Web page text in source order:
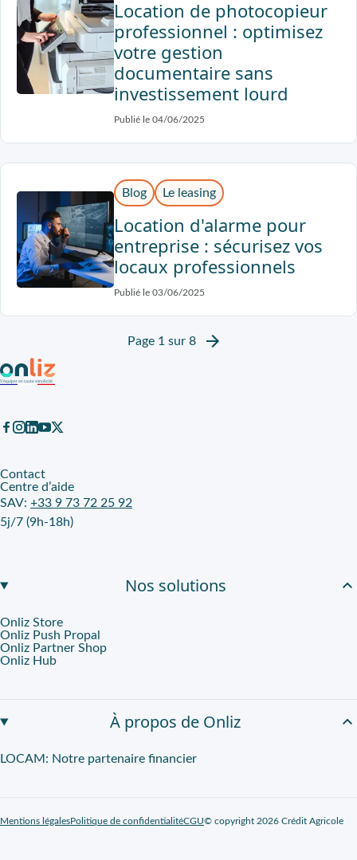
Location de photocopieur
professionnel : optimisez
votre gestion
documentaire sans
investissement lourd
Publié le 04/06/2025
Blog Le leasing
Location d'alarme pour
entreprise : sécurisez vos
locaux professionnels
Publié le 03/06/2025
Page 1 sur 8
Contact
Centre d’aide
SAV: +33 9 73 72 25 92
5j/7 (9h-18h)
Nos solutions
Onliz Store
Onliz Push Propal
Onliz Partner Shop
Onliz Hub
À propos de Onliz
LOCAM: Notre partenaire financier
Mentions légalesPolitique de confidentialitéCGU© copyright 2026 Crédit Agricole